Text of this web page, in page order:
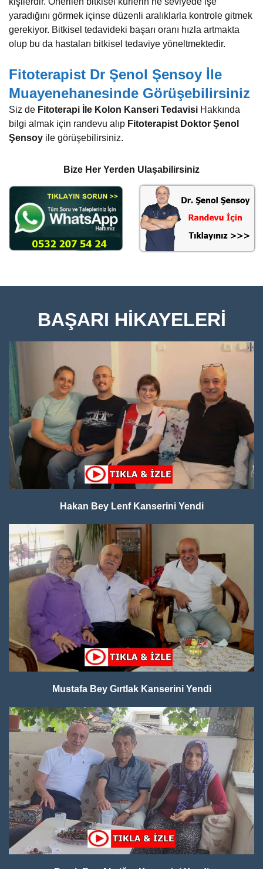
yaradığını görmek içinse düzenli aralıklarla kontrole gitmek
gerekiyor. Bitkisel tedavideki başarı oranı hızla artmakta
olup bu da hastaları bitkisel tedaviye yöneltmektedir.
Fitoterapist Dr Şenol Şensoy İle
Muayenehanesinde Görüşebilirsiniz
Siz de Fitoterapi İle Kolon Kanseri Tedavisi Hakkında
bilgi almak için randevu alıp Fitoterapist Doktor Şenol
Şensoy ile görüşebilirsiniz.
Bize Her Yerden Ulaşabilirsiniz
BAŞARI HİKAYELERİ
Hakan Bey Lenf Kanserini Yendi
Mustafa Bey Gırtlak Kanserini Yendi